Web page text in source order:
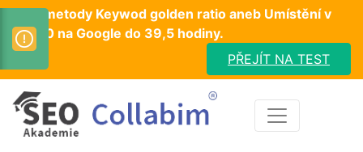
Test metody Keywod golden ratio aneb Umístění v
TOP10 na Google do 39,5 hodiny.
PŘEJÍT NA TEST